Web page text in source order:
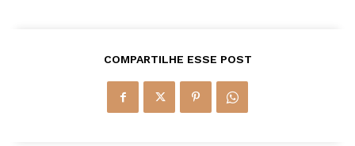
COMPARTILHE ESSE POST